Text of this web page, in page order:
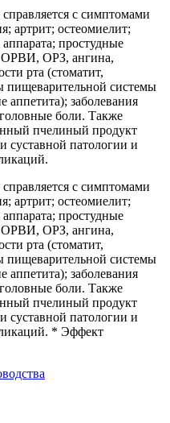
с симптомами
артрит; остеомиелит;
простудные
ОРВИ, ОРЗ, ангина,
рта (стоматит,
пищеварительной системы
аппетита); заболевания
боли. Также
пчелиный продукт
суставной патологии и
с симптомами
артрит; остеомиелит;
простудные
ОРВИ, ОРЗ, ангина,
рта (стоматит,
пищеварительной системы
аппетита); заболевания
боли. Также
пчелиный продукт
суставной патологии и
* Эффект